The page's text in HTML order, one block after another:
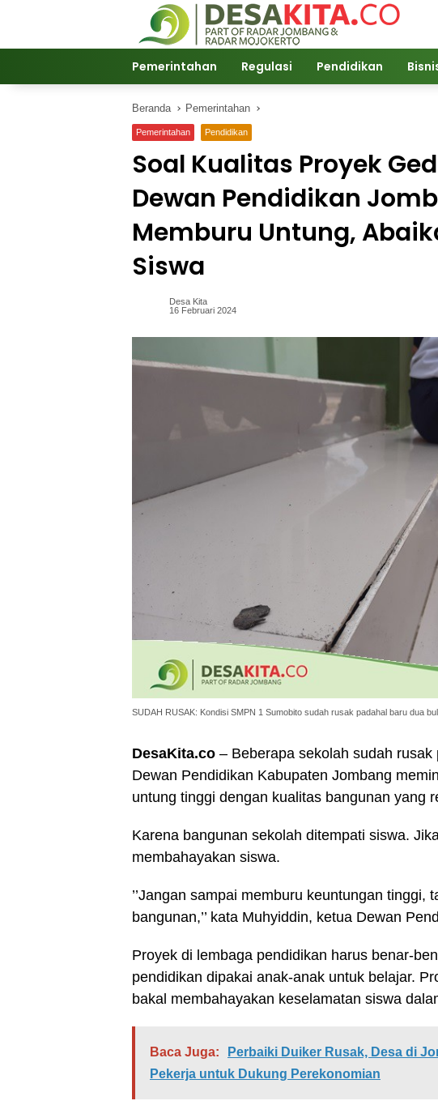
Pemerintahan Regulasi Pendidikan
Beranda Pemerintahan
Pemerintahan Pendidikan
Soal Kualitas Proyek
Dewan Pendidikan
Memburu Untung,
Siswa
Desa Kita
16 Februari 2024
SUDAH RUSAK: Kondisi SMPN 1 Sumobito sudah rusak padahal baru dua
DesaKita.co – Beberapa sekolah sudah
Dewan Pendidikan Kabupaten Jombang
untung tinggi dengan kualitas bangunan yang
Karena bangunan sekolah ditempati siswa.
membahayakan siswa.
’’Jangan sampai memburu keuntungan tinggi,
bangunan,’’ kata Muhyiddin, ketua Dewan
Proyek di lembaga pendidikan harus benar-
pendidikan dipakai anak-anak untuk belajar.
bakal membahayakan keselamatan siswa
Baca Juga:
Perbaiki Duiker Rusak, Desa di
Pekerja untuk Dukung Perekonomian